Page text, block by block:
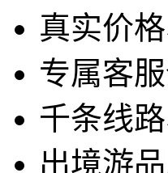
真实价
专属客
千条线
出境游